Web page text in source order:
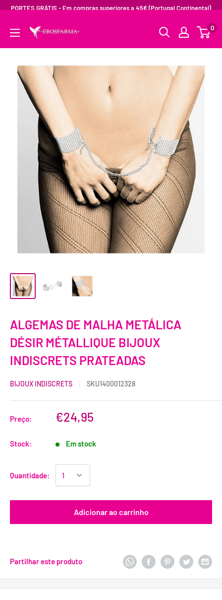
PORTES GRÁTIS - Em compras superiores a 45€ (Portugal Continental)
0
ALGEMAS DE MALHA METÁLICA
DÉSIR MÉTALLIQUE BIJOUX
INDISCRETS PRATEADAS
BIJOUX INDISCRETS SKU1400012328
Preço: €24,95
Stock: Em stock
Quantidade:
Adicionar ao carrinho
Partilhar este produto